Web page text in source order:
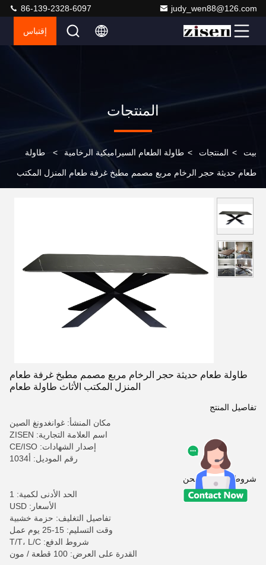
judy_wen88@126.com
86-139-2328-6097
إقتباس
المنتجات
بيت > المنتجات > طاولة الطعام السيراميكية الرخامية > طاولة
طعام حديثة حجر الرخام مربع مصمم مطبخ غرفة طعام المنزل المكتب
طاولة طعام حديثة حجر الرخام مربع مصمم مطبخ غرفة طعام
المنزل المكتب الأثاث طاولة طعام
تفاصيل المنتج
مكان المنشأ: غوانغدونغ الصين
اسم العلامة التجارية: ZISEN
إصدار الشهادات: CE/ISO
رقم الموديل: أ1034
شروط الدفع والشحن
الحد الأدنى لكمية: 1
الأسعار: USD
تفاصيل التغليف: حزمة خشبية
وقت التسليم: 15-25 يوم عمل
شروط الدفع: T/T، L/C
القدرة على العرض: 100 قطعة / مون